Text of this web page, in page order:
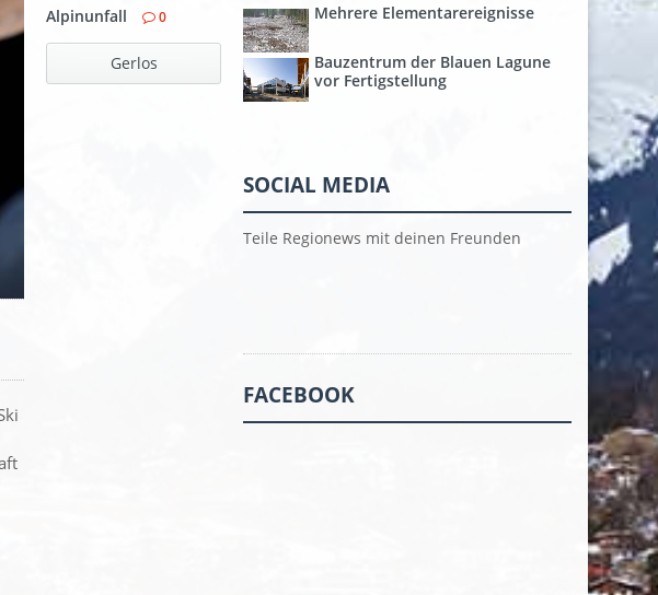
Alpinunfall 0
Gerlos
Mehrere Elementarereignisse
Bauzentrum der Blauen Lagune
vor Fertigstellung
SOCIAL MEDIA
Teile Regionews mit deinen Freunden
FACEBOOK